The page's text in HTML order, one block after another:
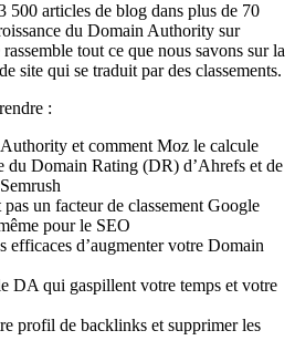
500 articles de blog dans plus de 70
du Domain Authority sur
tout ce que nous savons sur la
site qui se traduit par des classements.
:
et comment Moz le calcule
Domain Rating (DR) d’Ahrefs et de
un facteur de classement Google
pour le SEO
efficaces d’augmenter votre Domain
DA qui gaspillent votre temps et votre
profil de backlinks et supprimer les